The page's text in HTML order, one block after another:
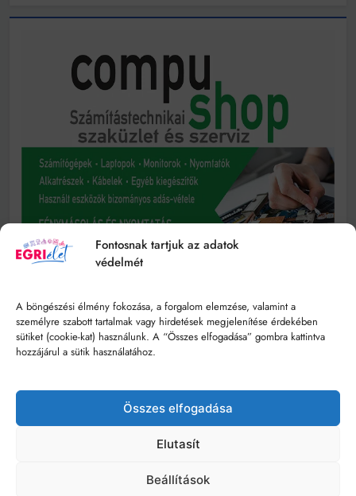
Fontosnak tartjuk az adatok
védelmét
A böngészési élmény fokozása, a forgalom elemzése, valamint a
személyre szabott tartalmak vagy hirdetések megjelenítése érdekében
sütiket (cookie-kat) használunk. A “Összes elfogadása” gombra kattintva
hozzájárul a sütik használatához.
Összes elfogadása
Elutasít
Beállítások